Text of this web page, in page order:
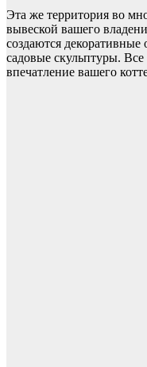
Эта же территория во
вывеской вашего
создаются декоративные
садовые скульптуры.
впечатление вашего